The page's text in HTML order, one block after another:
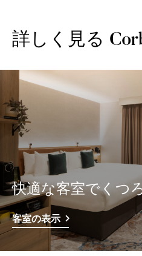
詳しく見る
快適な客室でくつ
客室の表示